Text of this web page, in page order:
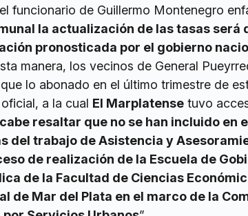
funcionario de Guillermo Montenegro
la actualización de las tasas será
pronosticada por el gobierno
manera, los vecinos de General
lo abonado en el último trimestre de
a la cual El Marplatense tuvo
cabe resaltar que no se han incluido en
del trabajo de Asistencia y
de realización de la Escuela de
de la Facultad de Ciencias
de Mar del Plata en el marco de la